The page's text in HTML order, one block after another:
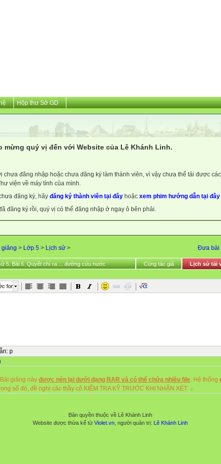
Hộp thư Sở GD
mừng quý vị đến với Website của Lê Khánh Linh.
chưa đăng nhập hoặc chưa đăng ký làm thành viên, vì vậy chưa thể tải được
viện về máy tính của mình.
đăng ký, hãy đăng ký thành viên tại đây hoặc xem phim hướng dẫn tại đây
đăng ký rồi, quý vị có thể đăng nhập ở ngay ô bên phải.
Đưa bài
giảng > Lớp 5 > Lịch sử >
5. Bài 6. Quyết chí ra ... đường cứu nước Cùng tác giả Lịch sử tải
font
: p
giảng này được nén lại dưới dạng RAR và có thể chứa nhiều file . Hệ thống
số đó, đề nghị các thầy cô KIỂM TRA KỸ TRƯỚC KHI NHẬN XÉT ↓
Bản quyền thuộc về Lê Khánh Linh
Website được thừa kế từ Violet.vn, người quản trị: Lê Khánh Linh